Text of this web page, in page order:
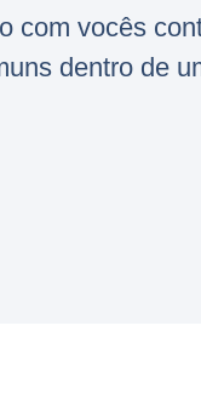
com vocês
dentro de